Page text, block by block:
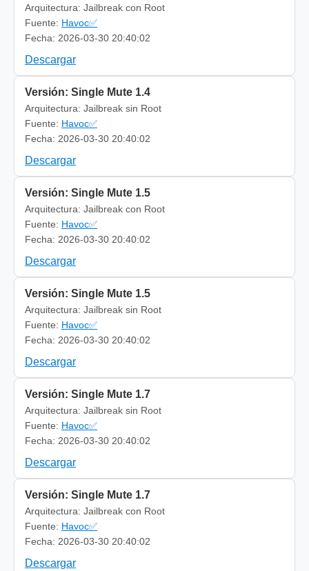
Arquitectura: Jailbreak con Root
Fuente: Havoc✅
Fecha: 2026-03-30 20:40:02
Descargar
Versión: Single Mute 1.4
Arquitectura: Jailbreak sin Root
Fuente: Havoc✅
Fecha: 2026-03-30 20:40:02
Descargar
Versión: Single Mute 1.5
Arquitectura: Jailbreak con Root
Fuente: Havoc✅
Fecha: 2026-03-30 20:40:02
Descargar
Versión: Single Mute 1.5
Arquitectura: Jailbreak sin Root
Fuente: Havoc✅
Fecha: 2026-03-30 20:40:02
Descargar
Versión: Single Mute 1.7
Arquitectura: Jailbreak sin Root
Fuente: Havoc✅
Fecha: 2026-03-30 20:40:02
Descargar
Versión: Single Mute 1.7
Arquitectura: Jailbreak con Root
Fuente: Havoc✅
Fecha: 2026-03-30 20:40:02
Descargar